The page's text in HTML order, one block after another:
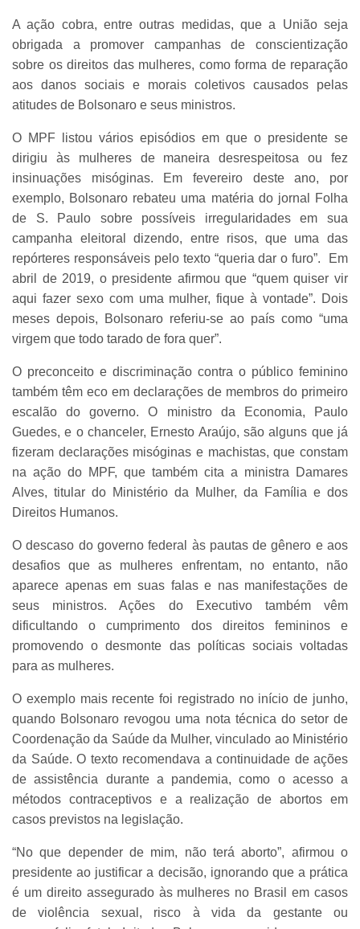
A ação cobra, entre outras medidas, que a União seja
obrigada a promover campanhas de conscientização
sobre os direitos das mulheres, como forma de reparação
aos danos sociais e morais coletivos causados pelas
atitudes de Bolsonaro e seus ministros.
O MPF listou vários episódios em que o presidente se
dirigiu às mulheres de maneira desrespeitosa ou fez
insinuações misóginas. Em fevereiro deste ano, por
exemplo, Bolsonaro rebateu uma matéria do jornal Folha
de S. Paulo sobre possíveis irregularidades em sua
campanha eleitoral dizendo, entre risos, que uma das
repórteres responsáveis pelo texto “queria dar o furo”. Em
abril de 2019, o presidente afirmou que “quem quiser vir
aqui fazer sexo com uma mulher, fique à vontade”. Dois
meses depois, Bolsonaro referiu-se ao país como “uma
virgem que todo tarado de fora quer”.
O preconceito e discriminação contra o público feminino
também têm eco em declarações de membros do primeiro
escalão do governo. O ministro da Economia, Paulo
Guedes, e o chanceler, Ernesto Araújo, são alguns que já
fizeram declarações misóginas e machistas, que constam
na ação do MPF, que também cita a ministra Damares
Alves, titular do Ministério da Mulher, da Família e dos
Direitos Humanos.
O descaso do governo federal às pautas de gênero e aos
desafios que as mulheres enfrentam, no entanto, não
aparece apenas em suas falas e nas manifestações de
seus ministros. Ações do Executivo também vêm
dificultando o cumprimento dos direitos femininos e
promovendo o desmonte das políticas sociais voltadas
para as mulheres.
O exemplo mais recente foi registrado no início de junho,
quando Bolsonaro revogou uma nota técnica do setor de
Coordenação da Saúde da Mulher, vinculado ao Ministério
da Saúde. O texto recomendava a continuidade de ações
de assistência durante a pandemia, como o acesso a
métodos contraceptivos e a realização de abortos em
casos previstos na legislação.
“No que depender de mim, não terá aborto”, afirmou o
presidente ao justificar a decisão, ignorando que a prática
é um direito assegurado às mulheres no Brasil em casos
de violência sexual, risco à vida da gestante ou